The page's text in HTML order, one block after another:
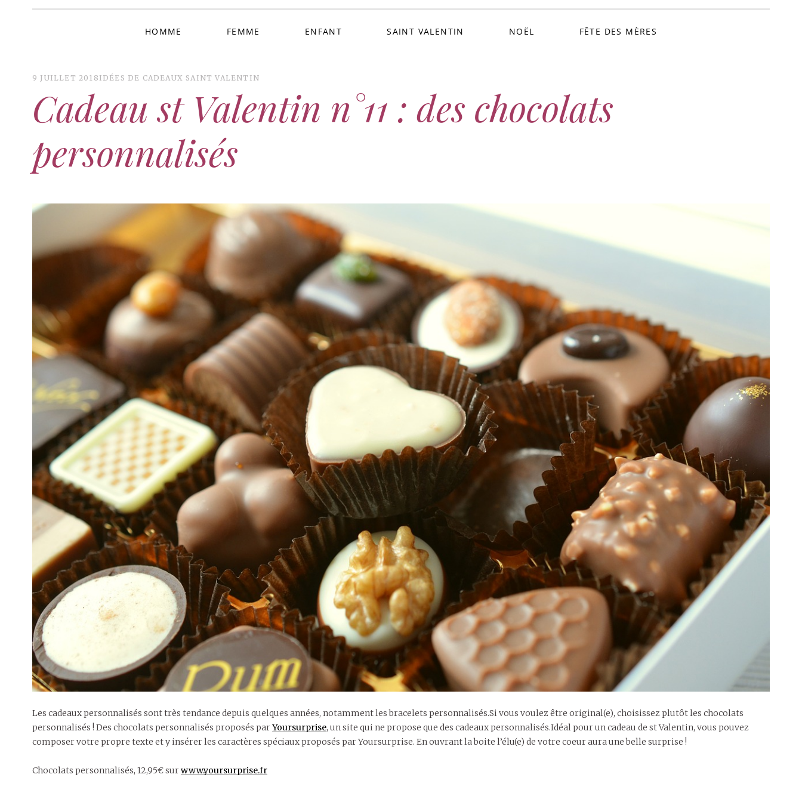
HOMME FEMME ENFANT SAINT VALENTIN NOËL FÊTE DES MÈRES
9 JUILLET 2018 IDÉES DE CADEAUX SAINT VALENTIN
Cadeau st Valentin n°11 : des chocolats
personnalisés
Les cadeaux personnalisés sont très tendance depuis quelques années, notamment les bracelets personnalisés.Si vous voulez être original(e), choisissez plutôt les chocolats
personnalisés ! Des chocolats personnalisés proposés parYoursurprise, un site qui ne propose que des cadeaux personnalisés.Idéal pour un cadeau de st Valentin, vous pouvez
composer votre propre texte et y insérer les caractères spéciaux proposés par Yoursurprise. En ouvrant la boite l’élu(e) de votre coeur aura une belle surprise !
Chocolats personnalisés, 12,95€ surwww.yoursurprise.fr